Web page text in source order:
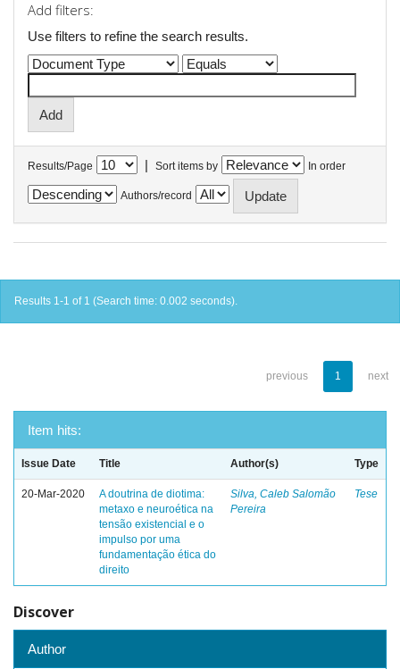
Add filters:
Use filters to refine the search results.
Results/Page | Sort items by In order
Authors/record
Results 1-1 of 1 (Search time: 0.002 seconds).
previous 1 next
Item hits:
Issue Date Title Author(s) Type
20-Mar-2020
A doutrina de diotima:
metaxo e neuroética na
tensão existencial e o
impulso por uma
fundamentação ética do
direito
Silva, Caleb Salomão
Pereira
Tese
Discover
Author